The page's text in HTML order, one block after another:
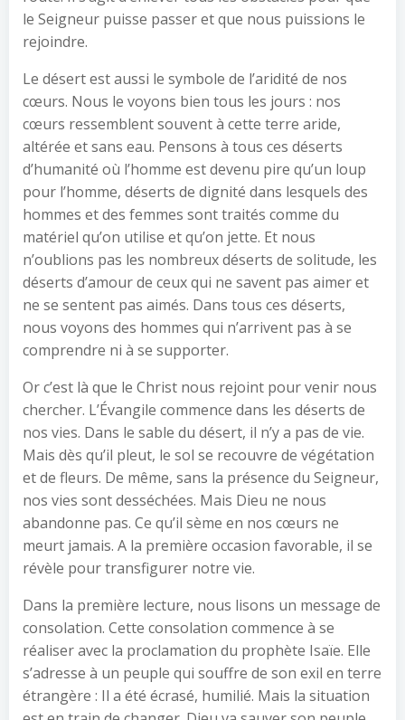
le Seigneur puisse passer et que nous puissions le
rejoindre.
Le désert est aussi le symbole de l’aridité de nos
cœurs. Nous le voyons bien tous les jours : nos
cœurs ressemblent souvent à cette terre aride,
altérée et sans eau. Pensons à tous ces déserts
d’humanité où l’homme est devenu pire qu’un loup
pour l’homme, déserts de dignité dans lesquels des
hommes et des femmes sont traités comme du
matériel qu’on utilise et qu’on jette. Et nous
n’oublions pas les nombreux déserts de solitude, les
déserts d’amour de ceux qui ne savent pas aimer et
ne se sentent pas aimés. Dans tous ces déserts,
nous voyons des hommes qui n’arrivent pas à se
comprendre ni à se supporter.
Or c’est là que le Christ nous rejoint pour venir nous
chercher. L’Évangile commence dans les déserts de
nos vies. Dans le sable du désert, il n’y a pas de vie.
Mais dès qu’il pleut, le sol se recouvre de végétation
et de fleurs. De même, sans la présence du Seigneur,
nos vies sont desséchées. Mais Dieu ne nous
abandonne pas. Ce qu’il sème en nos cœurs ne
meurt jamais. A la première occasion favorable, il se
révèle pour transfigurer notre vie.
Dans la première lecture, nous lisons un message de
consolation. Cette consolation commence à se
réaliser avec la proclamation du prophète Isaïe. Elle
s’adresse à un peuple qui souffre de son exil en terre
étrangère : Il a été écrasé, humilié. Mais la situation